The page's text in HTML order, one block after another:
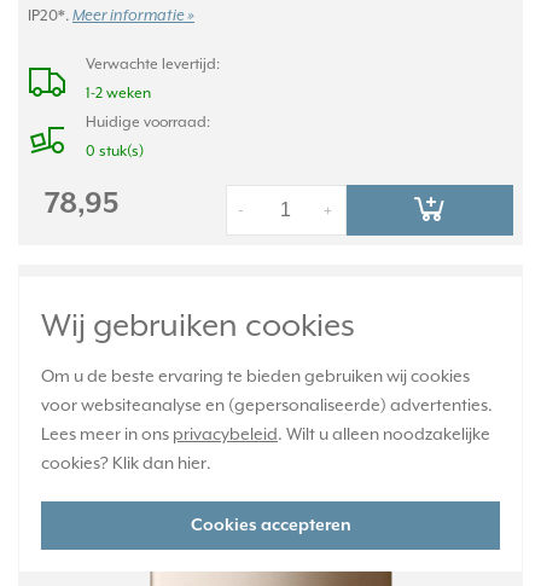
Wij gebruiken cookies
Om u de beste ervaring te bieden gebruiken wij cookies
voor websiteanalyse en (gepersonaliseerde) advertenties.
Lees meer in ons privacybeleid. Wilt u alleen noodzakelijke
cookies? Klik dan hier.
Cookies accepteren
IP20*. Meer informatie »
Verwachte levertijd:
1-2 weken
Huidige voorraad:
0 stuk(s)
78,95 +
-
standaard IP44 A-range champagne (A